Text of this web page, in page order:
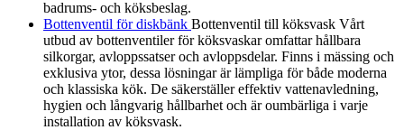
badrums- och köksbeslag.
Bottenventil för diskbänk Bottenventil till köksvask Vårt
utbud av bottenventiler för köksvaskar omfattar hållbara
silkorgar, avloppssatser och avloppsdelar. Finns i mässing och
exklusiva ytor, dessa lösningar är lämpliga för både moderna
och klassiska kök. De säkerställer effektiv vattenavledning,
hygien och långvarig hållbarhet och är oumbärliga i varje
installation av köksvask.